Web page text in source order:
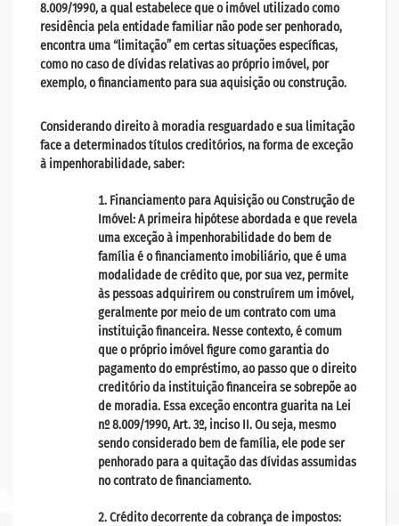
8.009/1990, a qual estabelece que o imóvel utilizado como
residência pela entidade familiar não pode ser penhorado,
encontra uma “limitação” em certas situações específicas,
como no caso de dívidas relativas ao próprio imóvel, por
exemplo, o financiamento para sua aquisição ou construção.
Considerando direito à moradia resguardado e sua limitação
face a determinados títulos creditórios, na forma de exceção
à impenhorabilidade, saber:
Financiamento para Aquisição ou Construção de
Imóvel: A primeira hipótese abordada e que revela
uma exceção à impenhorabilidade do bem de
família é o financiamento imobiliário, que é uma
modalidade de crédito que, por sua vez, permite
às pessoas adquirirem ou construírem um imóvel,
geralmente por meio de um contrato com uma
instituição financeira. Nesse contexto, é comum
que o próprio imóvel figure como garantia do
pagamento do empréstimo, ao passo que o direito
creditório da instituição financeira se sobrepõe ao
de moradia. Essa exceção encontra guarita na Lei
nº 8.009/1990, Art. 3º, inciso II. Ou seja, mesmo
sendo considerado bem de família, ele pode ser
penhorado para a quitação das dívidas assumidas
no contrato de financiamento.
Crédito decorrente da cobrança de impostos: